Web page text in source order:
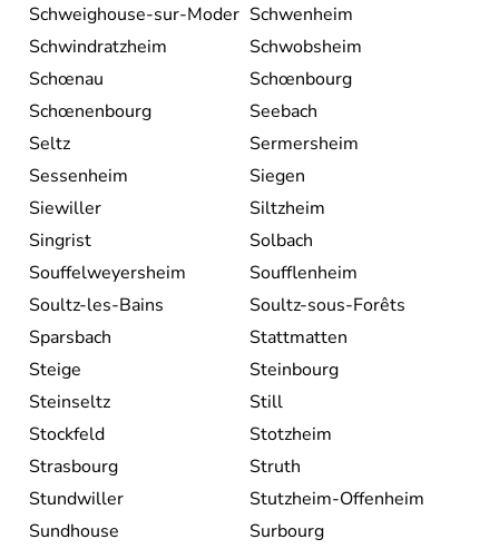
Schweighouse-sur-Moder Schwenheim
Schwindratzheim
Schwobsheim
Schœnau
Schœnbourg
Schœnenbourg
Seebach
Seltz
Sermersheim
Sessenheim
Siegen
Siewiller
Siltzheim
Singrist
Solbach
Souffelweyersheim
Soufflenheim
Soultz-les-Bains
Soultz-sous-Forêts
Sparsbach
Stattmatten
Steige
Steinbourg
Steinseltz
Still
Stockfeld
Stotzheim
Strasbourg
Struth
Stundwiller
Stutzheim-Offenheim
Sundhouse
Surbourg